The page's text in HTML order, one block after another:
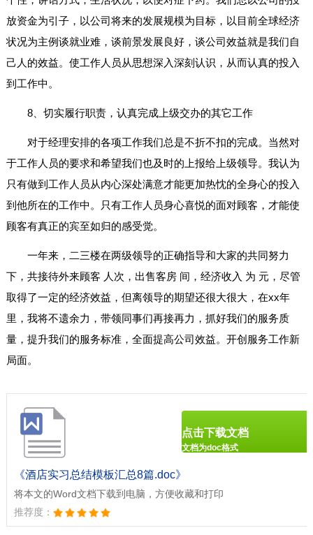
放资金为引子，以公司将来的发展规模为目标，以目前全球经济
状况为主例谈就业难，谈前景发展良好，谈公司效益就是我们自
己人的效益。使工作人员从思想深入深刻认识，从而认真的投入
到工作中。
8、切实履行职责，认真完成上级交办的其它工作
对于经理安排的各项工作我们总是不折不扣的完成。当然对
于工作人员的要求和希望我们也及时的上报给上级领导。我认为
只有做到工作人员从内心深处满意才能更加热忱的全身心的投入
到他所在的工作中。只有工作人员身心喜悦的面对顾客，才能使
顾客有真正的宾至如归的感受觉。
一年来，二三楼在两级领导的正确指导和大家的共同努力
下，共接待外来顾客 人次，出售客房 间，经济收入 为 元，尽管
取得了一定的经济效益，但离领导的期望还很大很大，在xx年
里，我将不遗余力，带领同事们再接再力，抓好我们的服务质
量，提升我们的服务标准，全面提高公司效益。开创服务工作新
局面。
《酒店实习总结模板汇总8篇.doc》
将本文的Word文档下载到电脑，方便收藏和打印
推荐度：
点击下载文档
文档为doc格式